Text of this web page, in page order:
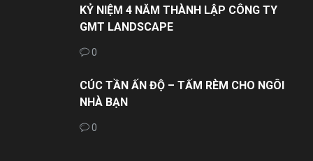
KỶ NIỆM 4 NĂM THÀNH LẬP CÔNG TY
GMT LANDSCAPE
0
CÚC TẦN ẤN ĐỘ – TẤM RÈM CHO NGÔI
NHÀ BẠN
0